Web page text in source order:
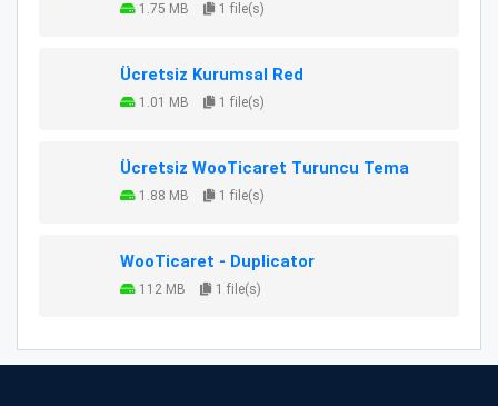
1.75 MB 1 file(s)
Ücretsiz Kurumsal Red
1.01 MB 1 file(s)
Ücretsiz WooTicaret Turuncu Tema
1.88 MB 1 file(s)
WooTicaret - Duplicator
112 MB 1 file(s)